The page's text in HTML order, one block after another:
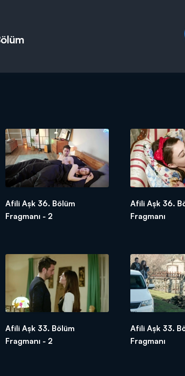
air!
on Wednesday!
Afili Aşk 36. Bölüm
Fragmanı - 2
Afili Aşk 36.
Fragmanı
Afili Aşk 33. Bölüm
Fragmanı - 2
Afili Aşk 33.
Fragmanı